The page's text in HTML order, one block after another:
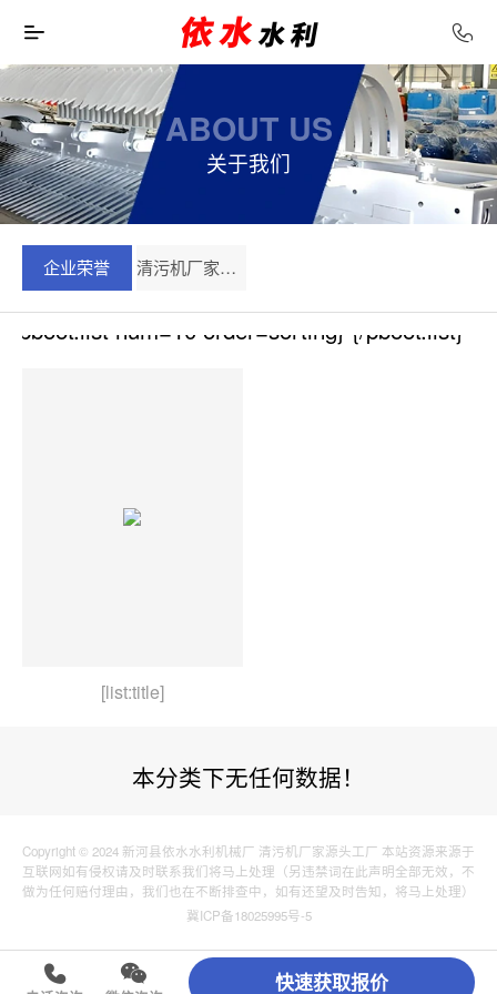
ABOUT US
关于我们
企业荣誉 清污机厂家视频
{pboot:list num=10 order=sorting}
[list:title]
{/pboot:list}
本分类下无任何数据！
Copyright © 2024 新河县依水水利机械厂 清污机厂家源头工厂 本站资源来源于
互联网如有侵权请及时联系我们将马上处理（另违禁词在此声明全部无效，不
做为任何赔付理由，我们也在不断排查中，如有还望及时告知，将马上处理）
冀ICP备18025995号-5
快速获取报价